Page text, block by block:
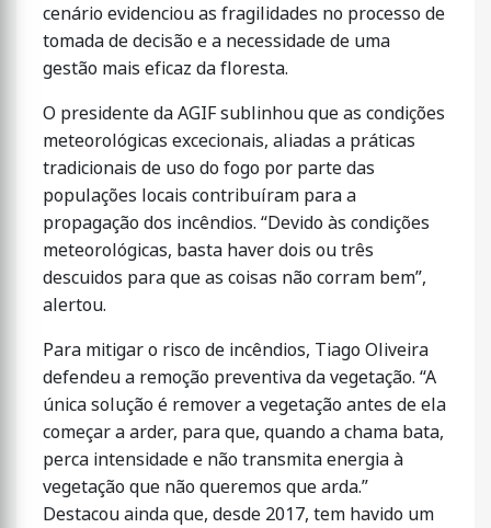
cenário evidenciou as fragilidades no processo de
tomada de decisão e a necessidade de uma
gestão mais eficaz da floresta.
O presidente da AGIF sublinhou que as condições
meteorológicas excecionais, aliadas a práticas
tradicionais de uso do fogo por parte das
populações locais contribuíram para a
propagação dos incêndios. “Devido às condições
meteorológicas, basta haver dois ou três
descuidos para que as coisas não corram bem”,
alertou.
Para mitigar o risco de incêndios, Tiago Oliveira
defendeu a remoção preventiva da vegetação. “A
única solução é remover a vegetação antes de ela
começar a arder, para que, quando a chama bata,
perca intensidade e não transmita energia à
vegetação que não queremos que arda.”
Destacou ainda que, desde 2017, tem havido um